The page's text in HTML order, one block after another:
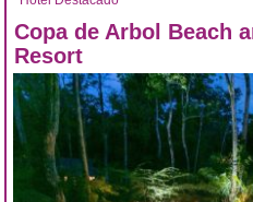
Copa de Arbol Beach
Resort